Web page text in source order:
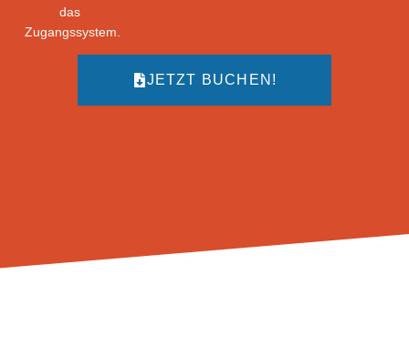
das
Zugangssystem.
JETZT BUCHEN!